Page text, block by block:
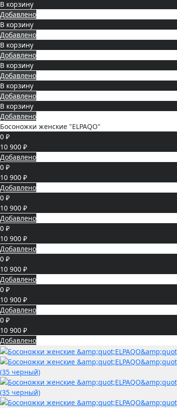
В корзину
Добавлено
В корзину
Добавлено
В корзину
Добавлено
В корзину
Добавлено
В корзину
Добавлено
В корзину
Добавлено
Босоножки женские "ELPAQO"
0 ₽
10 900 ₽
Добавлено
0 ₽
10 900 ₽
Добавлено
0 ₽
10 900 ₽
Добавлено
0 ₽
10 900 ₽
Добавлено
0 ₽
10 900 ₽
Добавлено
0 ₽
10 900 ₽
Добавлено
0 ₽
10 900 ₽
Добавлено